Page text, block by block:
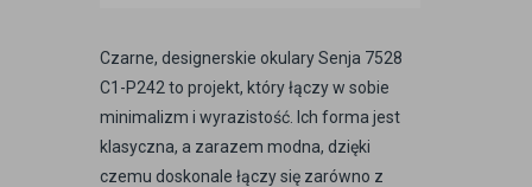
Czarne, designerskie okulary Senja 7528
C1-P242 to projekt, który łączy w sobie
minimalizm i wyrazistość. Ich forma jest
klasyczna, a zarazem modna, dzięki
czemu doskonale łączy się zarówno z